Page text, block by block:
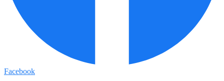
Facebook